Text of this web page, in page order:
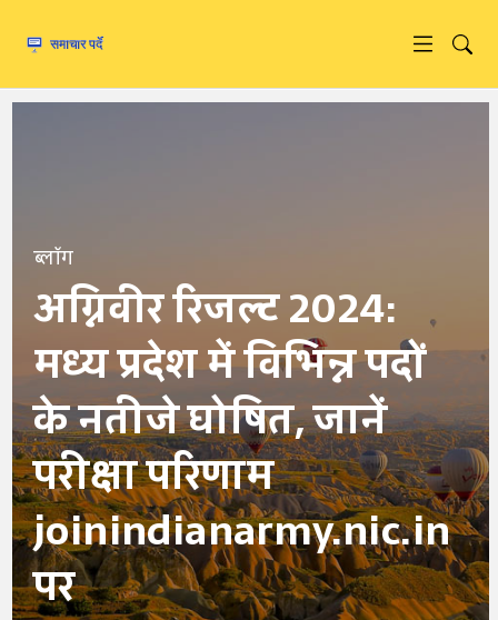
ब्लॉग
अग्निवीर रिजल्ट 2024:
मध्य प्रदेश में विभिन्न पदों
के नतीजे घोषित, जानें
परीक्षा परिणाम
joinindianarmy.nic.in
पर